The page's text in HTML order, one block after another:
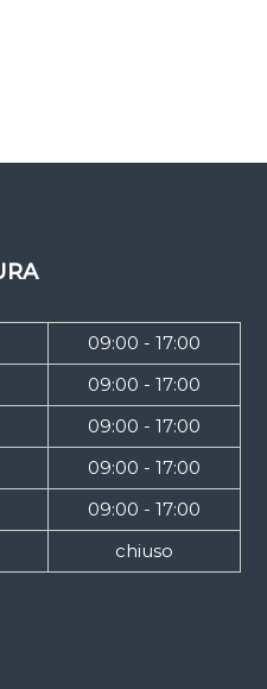
09:00 - 17:00
09:00 - 17:00
09:00 - 17:00
09:00 - 17:00
09:00 - 17:00
chiuso